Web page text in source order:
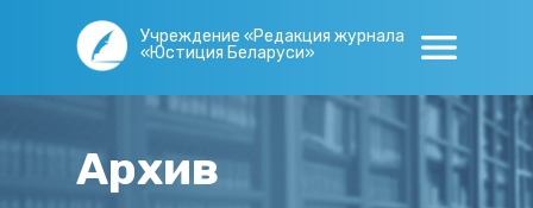
Учреждение «Редакция журнала
«Юстиция Беларуси»
Архив